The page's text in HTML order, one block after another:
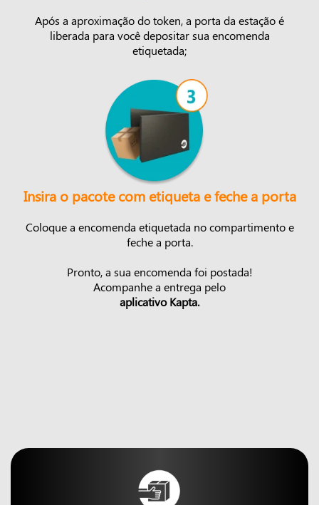
Após a aproximação do token, a porta da estação é
liberada para você depositar sua encomenda
etiquetada;
Insira o pacote com etiqueta e feche a porta
Coloque a encomenda etiquetada no compartimento e
feche a porta.
Pronto, a sua encomenda foi postada!
Acompanhe a entrega pelo
aplicativo Kapta.